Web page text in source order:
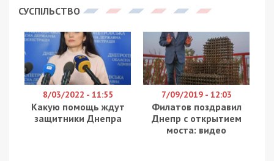
правый берег Днепра.
На этом участке срезали и демонтировали слой
бетонного слоя. Эта часть моста через Днепр
быстро повреждается из-за некачественной
откладки во время строительства, как отметил
заместитель городского головы Михаил
Лысенко.